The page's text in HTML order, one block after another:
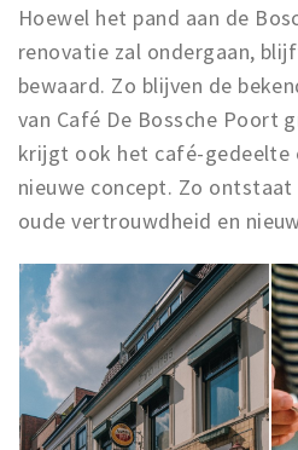
Hoewel het pand aan de
renovatie zal ondergaan,
bewaard. Zo blijven de
van Café De Bossche Poort
krijgt ook het café-gedeelte
nieuwe concept. Zo
oude vertrouwdheid en